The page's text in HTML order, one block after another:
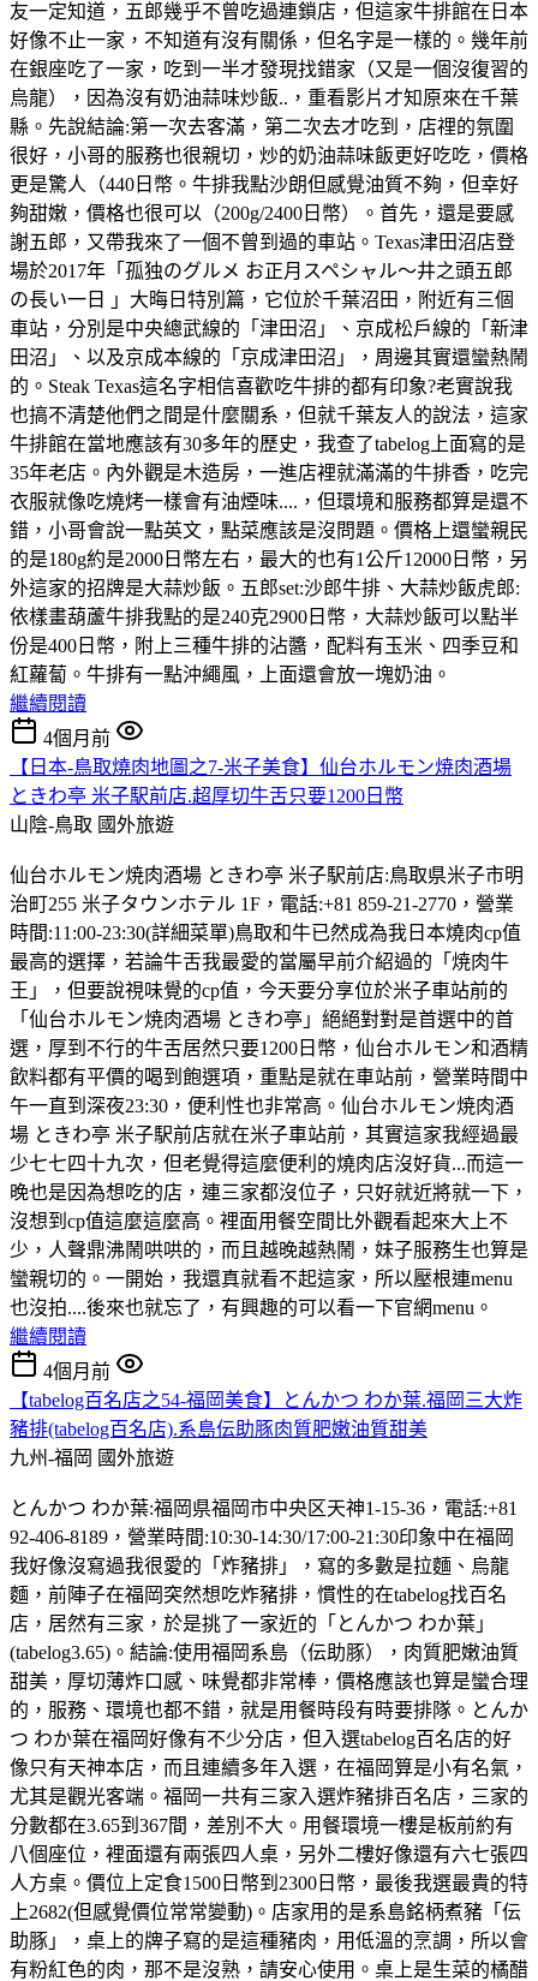
友一定知道，五郎幾乎不曾吃過連鎖店，但這家牛排館在日本
好像不止一家，不知道有沒有關係，但名字是一樣的。幾年前
在銀座吃了一家，吃到一半才發現找錯家（又是一個沒復習的
烏龍），因為沒有奶油蒜味炒飯..，重看影片才知原來在千葉
縣。先說結論:第一次去客滿，第二次去才吃到，店𥚃的氛圍
很好，小哥的服務也很親切，炒的奶油蒜味飯更好吃吃，價格
更是驚人（440日幣。牛排我點沙朗但感覺油質不夠，但幸好
夠甜嫩，價格也很可以（200g/2400日幣）。首先，還是要感
謝五郎，又帶我來了一個不曾到過的車站。Texas津田沼店登
場於2017年「孤独のグルメ お正月スペシャル～井之頭五郎
の長い一日 」大晦日特別篇，它位於千葉沼田，附近有三個
車站，分別是中央總武線的「津田沼」、京成松戶線的「新津
田沼」、以及京成本線的「京成津田沼」，周邊其實還蠻熱鬧
的。Steak Texas這名字相信喜歡吃牛排的都有印象?老實說我
也搞不清楚他們之間是什麼關系，但就千葉友人的說法，這家
牛排館在當地應該有30多年的歷史，我查了tabelog上面寫的是
35年老店。內外觀是木造房，一進店裡就滿滿的牛排香，吃完
衣服就像吃燒烤一樣會有油煙味....，但環境和服務都算是還不
錯，小哥會說一點英文，點菜應該是沒問題。價格上還蠻親民
的是180g約是2000日幣左右，最大的也有1公斤12000日幣，另
外這家的招牌是大蒜炒飯。五郎set:沙郎牛排、大蒜炒飯虎郎:
依樣畫葫蘆牛排我點的是240克2900日幣，大蒜炒飯可以點半
份是400日幣，附上三種牛排的沾醬，配料有玉米、四季豆和
紅蘿蔔。牛排有一點沖繩風，上面還會放一塊奶油。
繼續閱讀
4個月前
【日本-鳥取燒肉地圖之7-米子美食】仙台ホルモン焼肉酒場
ときわ亭 米子駅前店.超厚切牛舌只要1200日幣
山陰-鳥取 國外旅遊
仙台ホルモン焼肉酒場 ときわ亭 米子駅前店:鳥取県米子市明
治町255 米子タウンホテル 1F，電話:+81 859-21-2770，營業
時間:11:00-23:30(詳細菜單)鳥取和牛已然成為我日本燒肉cp值
最高的選擇，若論牛舌我最愛的當屬早前介紹過的「焼肉牛
王」，但要說視味覺的cp值，今天要分享位於米子車站前的
「仙台ホルモン焼肉酒場 ときわ亭」絕絕對對是首選中的首
選，厚到不行的牛舌居然只要1200日幣，仙台ホルモン和酒精
飲料都有平價的喝到飽選項，重點是就在車站前，營業時間中
午一直到深夜23:30，便利性也非常高。仙台ホルモン焼肉酒
場 ときわ亭 米子駅前店就在米子車站前，其實這家我經過最
少七七四十九次，但老覺得這麼便利的燒肉店沒好貨...而這一
晚也是因為想吃的店，連三家都沒位子，只好就近將就一下，
沒想到cp值這麼這麼高。裡面用餐空間比外觀看起來大上不
少，人聲鼎沸鬧哄哄的，而且越晚越熱鬧，妹子服務生也算是
蠻親切的。一開始，我還真就看不起這家，所以壓根連menu
也沒拍....後來也就忘了，有興趣的可以看一下官網menu。
繼續閱讀
4個月前
【tabelog百名店之54-福岡美食】とんかつ わか葉.福岡三大炸
豬排(tabelog百名店).系島伝助豚肉質肥嫩油質甜美
九州-福岡 國外旅遊
とんかつ わか葉:福岡県福岡市中央区天神1-15-36，電話:+81
92-406-8189，營業時間:10:30-14:30/17:00-21:30印象中在福岡
我好像沒寫過我很愛的「炸豬排」，寫的多數是拉麵、烏龍
麵，前陣子在福岡突然想吃炸豬排，慣性的在tabelog找百名
店，居然有三家，於是挑了一家近的「とんかつ わか葉」
(tabelog3.65)。結論:使用福岡系島（伝助豚），肉質肥嫩油質
甜美，厚切薄炸口感、味覺都非常棒，價格應該也算是蠻合理
的，服務、環境也都不錯，就是用餐時段有時要排隊。とんか
つ わか葉在福岡好像有不少分店，但入選tabelog百名店的好
像只有天神本店，而且連續多年入選，在福岡算是小有名氣，
尤其是觀光客端。福岡一共有三家入選炸豬排百名店，三家的
分數都在3.65到367間，差別不大。用餐環境一樓是板前約有
八個座位，裡面還有兩張四人桌，另外二樓好像還有六七張四
人方桌。價位上定食1500日幣到2300日幣，最後我選最貴的特
上2682(但感覺價位常常變動)。店家用的是系島銘柄煮豬「伝
助豚」，桌上的牌子寫的是這種豬肉，用低溫的烹調，所以會
有粉紅色的肉，那不是沒熟，請安心使用。桌上是生菜的橘醋